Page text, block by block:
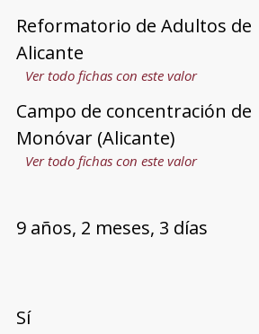
Reformatorio de Adultos de
Alicante
Ver todo fichas con este valor
Campo de concentración de
Monóvar (Alicante)
Ver todo fichas con este valor
9 años, 2 meses, 3 días
Sí